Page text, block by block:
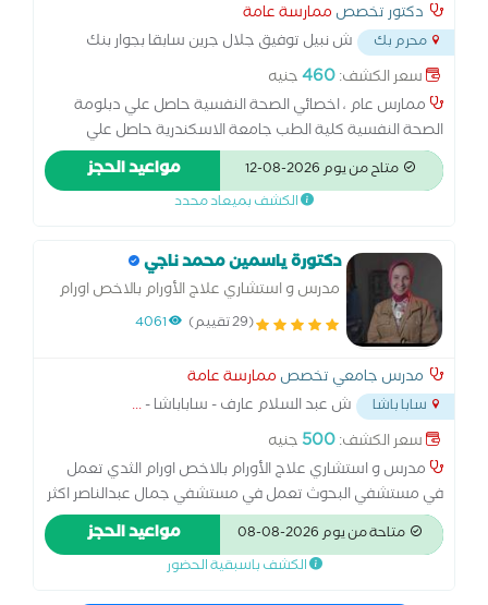
دكتور تخصص ممارسة عامة
محرم بك
ش نبيل توفيق جلال جرين سابقا بجوار بنك
مصر محرم بك...
سعر الكشف:460جنيه
ممارس عام ، اخصائي الصحة النفسية حاصل علي دبلومة
الصحة النفسية كلية الطب جامعة الاسكندرية حاصل علي
دبلومة في العلاج المعرفي السلوكي حاصل علي دبلومة في
العلاج النفسي بالسيكو دراما لديه خبرة 5 سنوات في مجال
متاح من يوم 2026-08-12 مواعيد الحجز
الكشف بميعاد محدد
دكتورة ياسمين محمد ناجي
مدرس و استشاري علاج الأورام بالاخص اورام
الثدي
(29 تقييم) 4061
مدرس جامعي تخصص ممارسة عامة
سابا باشا ش عبد السلام عارف - ساباباشا -...
سعر الكشف:500 جنيه
مدرس و استشاري علاج الأورام بالاخص اورام الثدي تعمل
في مستشفي البحوث تعمل في مستشفي جمال عبدالناصر اكثر
من 15 سنه تم الترقيه الي استاذ دكتور زميل جامعه بافيا-ايطاليا
استاذ مساعد واستشاري الأورام والطب النووي
متاحة من يوم 2026-08-08 مواعيد الحجز
الكشف باسبقية الحضور